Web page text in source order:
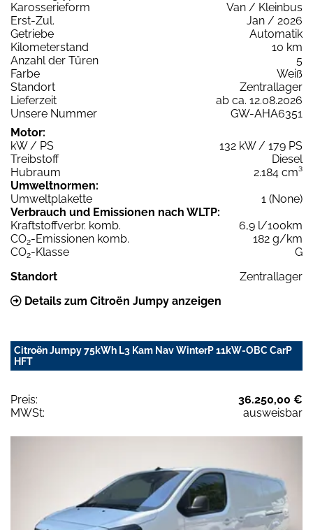
Karosserieform
Van / Kleinbus
Erst-Zul.
Jan / 2026
Getriebe
Automatik
Kilometerstand
10 km
Anzahl der Türen
5
Farbe
Weiß
Standort
Zentrallager
Lieferzeit
ab ca. 12.08.2026
Unsere Nummer
GW-AHA6351
Motor:
kW / PS
132 kW / 179 PS
Treibstoff
Diesel
Hubraum
2.184 cm³
Umweltnormen:
Umweltplakette
1 (None)
Verbrauch und Emissionen nach WLTP:
Kraftstoffverbr. komb.
6,9 l/100km
CO2-Emissionen komb.
182 g/km
CO2-Klasse
G
Standort
Zentrallager
Details zum Citroën Jumpy anzeigen
Citroën Jumpy 75kWh L3 Kam Nav WinterP 11kW-OBC CarP
HFT
Preis:
36.250,00 €
MWSt:
ausweisbar